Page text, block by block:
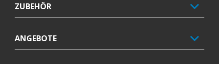
ZUBEHÖR
ANGEBOTE